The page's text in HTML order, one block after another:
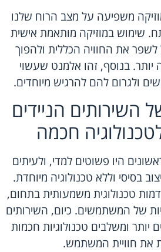
משפיעה על מצב הרוח שלנו
שימוש במוזיקה מותאמת אישית
לשפר את החוויה הכללית ולהפוך
בנוסף, זהו אלמנט שעשוי
ולגרום להם להרגיש מיוחדים.
השירותים הניידים
חכמה
היו פשוטים למדי, ולעיתים
בסיסי וללא טכנולוגיה מיוחדת.
טכנולוגית משמעותית בתחום,
של המשתמשים. כיום, השירותים
יותר ומשלבים טכנולוגיות חכמות
את חוויית המשתמש.